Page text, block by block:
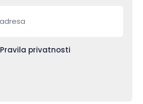
Pravila privatnosti